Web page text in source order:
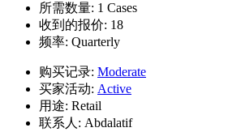
所需数量: 1 Cases
收到的报价: 18
频率: Quarterly
购买记录: Moderate
买家活动: Active
用途: Retail
联系人: Abdalatif